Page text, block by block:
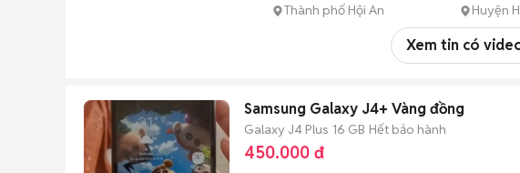
Thành phố Hội An Huyện
Xem tin có
Samsung Galaxy J4+ Vàng đồng
Galaxy J4 Plus 16 GB Hết bảo hành
450.000 đ